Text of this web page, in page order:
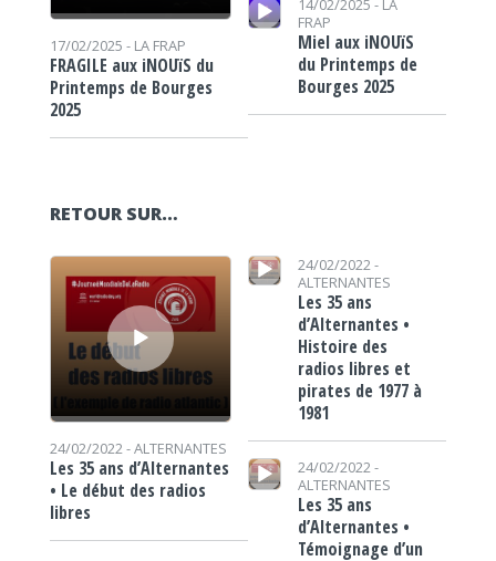
17/02/2025 - LA FRAP
FRAGILE aux iNOUïS du
Printemps de Bourges
2025
14/02/2025 - LA
FRAP
Miel aux iNOUïS
du Printemps de
Bourges 2025
RETOUR SUR…
Lecteur audio
24/02/2022 -ALTERNANTES
Les 35 ans d’Alternantes
• Le début des radios
libres
Lecteur audio
24/02/2022 -
ALTERNANTES
Les 35 ans
d’Alternantes •
Histoire des
radios libres et
pirates de 1977 à
1981
Lecteur audio
24/02/2022 -
ALTERNANTES
Les 35 ans
d’Alternantes •
Témoignage d’un